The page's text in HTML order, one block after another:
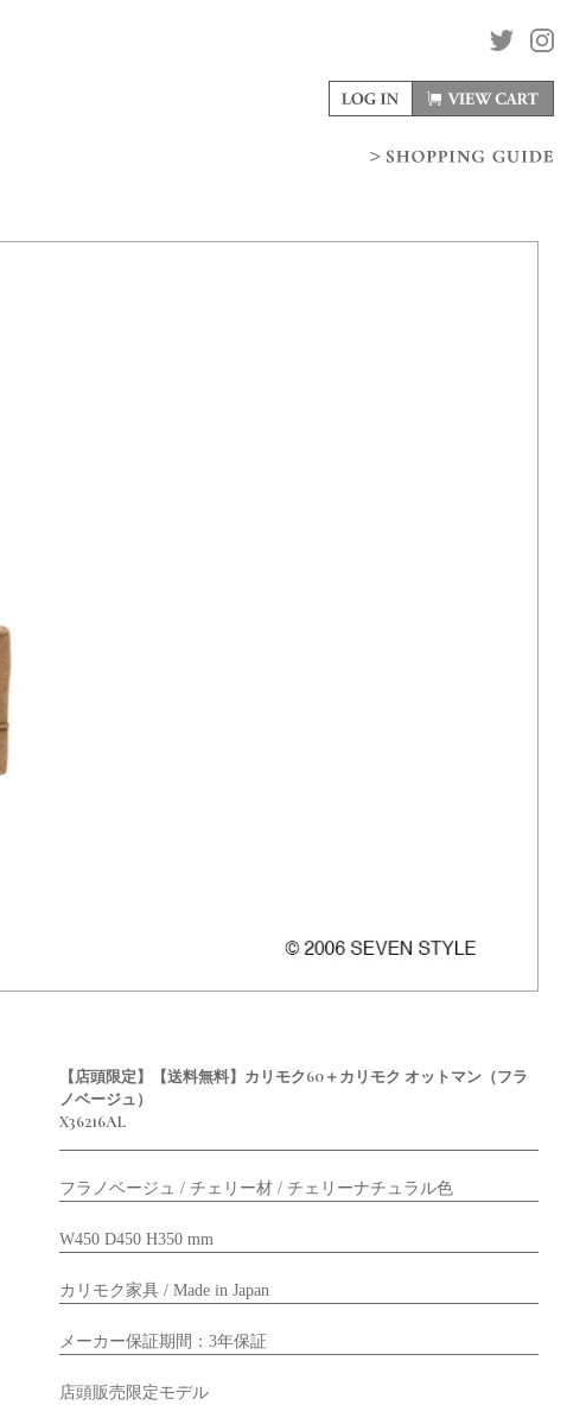
【店頭限定】【送料無料】カリモク60＋カリモク オットマン（フラ
ノベージュ）
X36216AL
フラノベージュ / チェリー材 / チェリーナチュラル色
W450 D450 H350 mm
カリモク家具 / Made in Japan
メーカー保証期間：3年保証
店頭販売限定モデル